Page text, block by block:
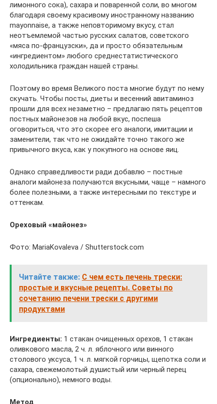
лимонного сока), сахара и поваренной соли, во многом
благодаря своему красивому иностранному названию
mayonnaise, а также неповторимому вкусу, стал
неотъемлемой частью русских салатов, советского
«мяса по-французски», да и просто обязательным
«ингредиентом» любого среднестатистического
холодильника граждан нашей страны.
Поэтому во время Великого поста многие будут по нему
скучать. Чтобы посты, диеты и весенний авитаминоз
прошли для всех незаметно – предлагаю пять рецептов
постных майонезов на любой вкус, поспеша
оговориться, что это скорее его аналоги, имитации и
заменители, так что не ожидайте точно такого же
привычного вкуса, как у покупного на основе яиц.
Однако справедливости ради добавлю – постные
аналоги майонеза получаются вкусными, чаще – намного
более полезными, а также интересными по текстуре и
оттенкам.
Ореховый «майонез»
Фото: MariaKovaleva / Shutterstock.com
Читайте также: С чем есть печень трески:
простые и вкусные рецепты. Советы по
сочетанию печени трески с другими
продуктами
Ингредиенты: 1 стакан очищенных орехов, 1 стакан
оливкового масла, 2 ч. л. яблочного или винного
столового уксуса, 1 ч. л. мягкой горчицы, щепотка соли и
сахара, свежемолотый душистый или черный перец
(опционально), немного воды.
Метод